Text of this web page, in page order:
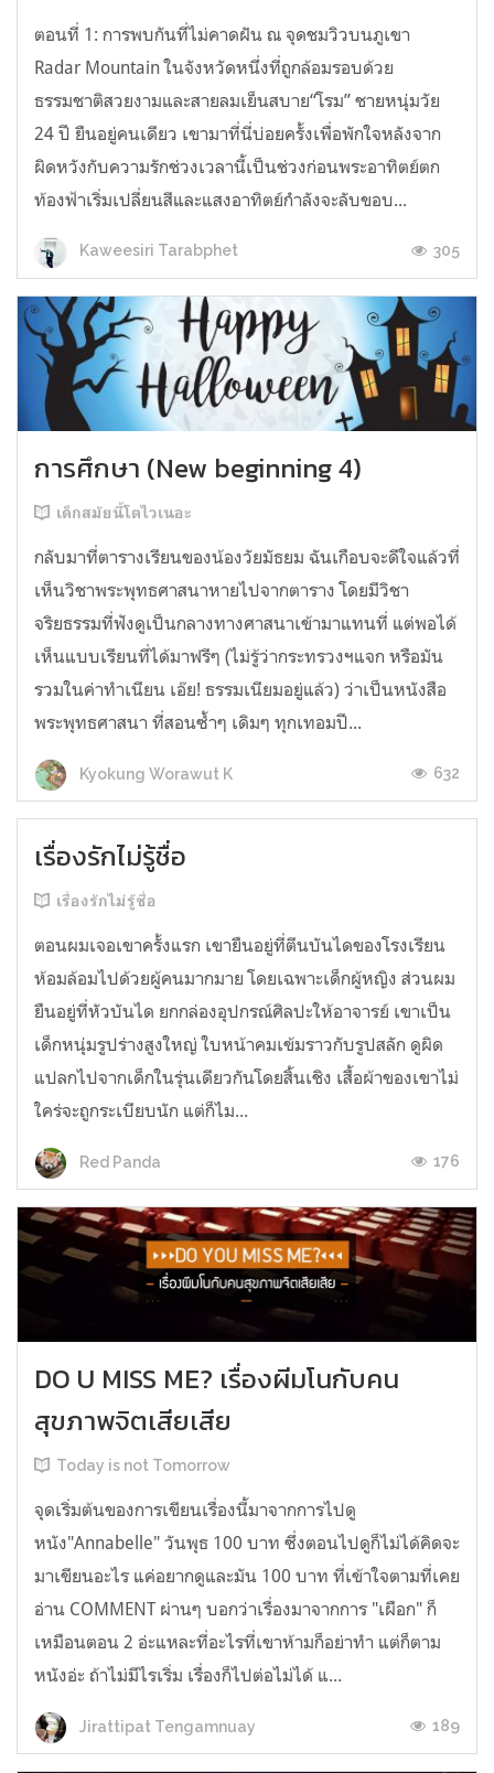
ตอนที่ 1: การพบกันที่ไม่คาดฝัน ณ จุดชมวิวบนภูเขา
Radar Mountain ในจังหวัดหนึ่งที่ถูกล้อมรอบด้วย
ธรรมชาติสวยงามและสายลมเย็นสบาย“โรม” ชายหนุ่มวัย
24 ปี ยืนอยู่คนเดียว เขามาที่นี่บ่อยครั้งเพื่อพักใจหลังจาก
ผิดหวังกับความรักช่วงเวลานี้เป็นช่วงก่อนพระอาทิตย์ตก
ท้องฟ้าเริ่มเปลี่ยนสีและแสงอาทิตย์กำลังจะลับขอบ...
Kaweesiri Tarabphet 305
การศึกษา (New beginning 4)
เด็กสมัยนี้โตไวเนอะ
กลับมาที่ตารางเรียนของน้องวัยมัธยม ฉันเกือบจะดีใจแล้วที่
เห็นวิชาพระพุทธศาสนาหายไปจากตาราง โดยมีวิชา
จริยธรรมที่ฟังดูเป็นกลางทางศาสนาเข้ามาแทนที่ แต่พอได้
เห็นแบบเรียนที่ได้มาฟรีๆ (ไม่รู้ว่ากระทรวงฯแจก หรือมัน
รวมในค่าทำเนียน เอ๊ย! ธรรมเนียมอยู่แล้ว) ว่าเป็นหนังสือ
พระพุทธศาสนา ที่สอนซ้ำๆ เดิมๆ ทุกเทอมปี...
Kyokung Worawut K 632
เรื่องรักไม่รู้ชื่อ
เรื่องรักไม่รู้ชื่อ
ตอนผมเจอเขาครั้งแรก เขายืนอยู่ที่ตีนบันไดของโรงเรียน
ห้อมล้อมไปด้วยผู้คนมากมาย โดยเฉพาะเด็กผู้หญิง ส่วนผม
ยืนอยู่ที่หัวบันได ยกกล่องอุปกรณ์ศิลปะให้อาจารย์ เขาเป็น
เด็กหนุ่มรูปร่างสูงใหญ่ ใบหน้าคมเข้มราวกับรูปสลัก ดูผิด
แปลกไปจากเด็กในรุ่นเดียวกันโดยสิ้นเชิง เสื้อผ้าของเขาไม่
ใคร่จะถูกระเบียบนัก แต่ก็ไม...
Red Panda 176
DO U MISS ME? เรื่องผีมโนกับคน
สุขภาพจิตเสียเสีย
Today is not Tomorrow
จุดเริ่มต้นของการเขียนเรื่องนี้มาจากการไปดู
หนัง"Annabelle" วันพุธ 100 บาท ซึ่งตอนไปดูก็ไม่ได้คิดจะ
มาเขียนอะไร แค่อยากดูและมัน 100 บาท ที่เข้าใจตามที่เคย
อ่าน COMMENT ผ่านๆ บอกว่าเรื่องมาจากการ "เผือก" ก็
เหมือนตอน 2 อ่ะแหละที่อะไรที่เขาห้ามก็อย่าทำ แต่ก็ตาม
หนังอ่ะ ถ้าไม่มีไรเริ่ม เรื่องก็ไปต่อไม่ได้ แ...
Jirattipat Tengamnuay 189